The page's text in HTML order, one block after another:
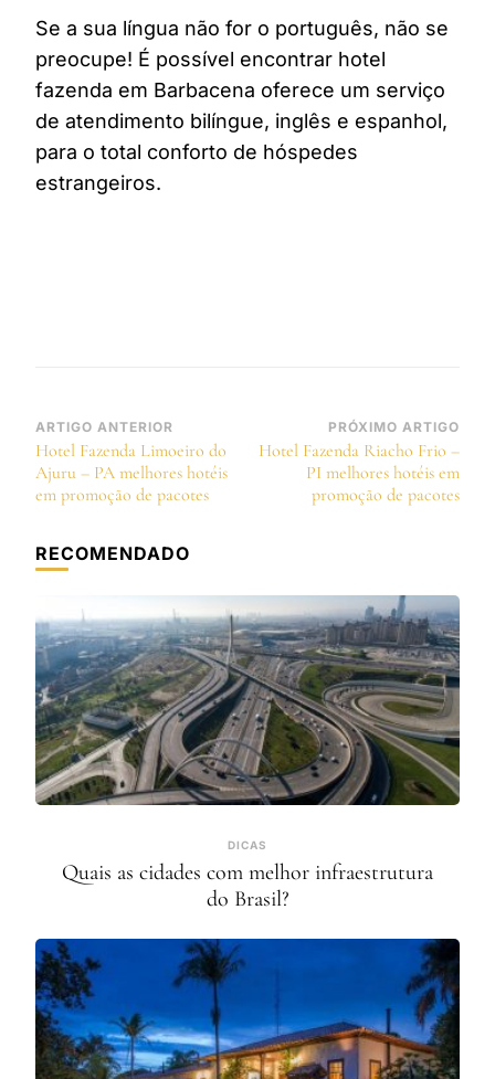
Se a sua língua não for o português, não se
preocupe! É possível encontrar hotel
fazenda em Barbacena oferece um serviço
de atendimento bilíngue, inglês e espanhol,
para o total conforto de hóspedes
estrangeiros.
Navegação
de
post
ARTIGO ANTERIOR
Hotel Fazenda Limoeiro do
Ajuru – PA melhores hotéis
em promoção de pacotes
PRÓXIMO ARTIGO
Hotel Fazenda Riacho Frio –
PI melhores hotéis em
promoção de pacotes
RECOMENDADO
DICAS
Quais as cidades com melhor infraestrutura
do Brasil?